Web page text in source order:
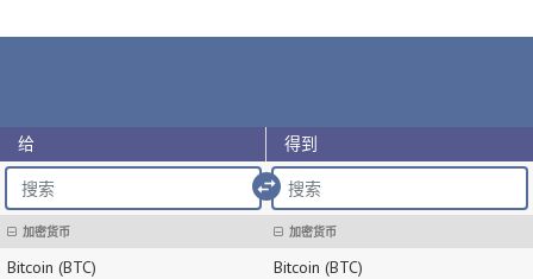
给 得到
import_export
加密货币
Bitcoin (BTC)
加密货币
Bitcoin (BTC)